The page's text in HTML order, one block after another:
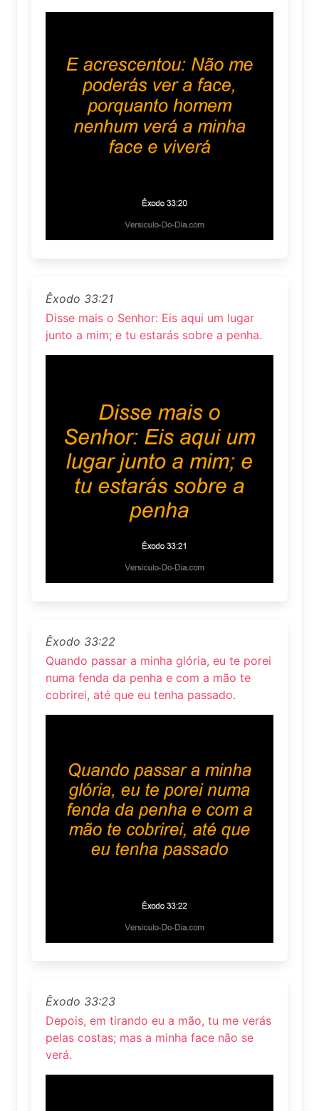
Êxodo 33:21
Disse mais o Senhor: Eis aqui um lugar
junto a mim; e tu estarás sobre a penha.
Êxodo 33:22
Quando passar a minha glória, eu te porei
numa fenda da penha e com a mão te
cobrirei, até que eu tenha passado.
Êxodo 33:23
Depois, em tirando eu a mão, tu me verás
pelas costas; mas a minha face não se
verá.